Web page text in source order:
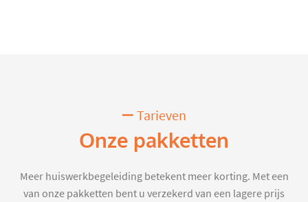
Tarieven
Onze pakketten
Meer huiswerkbegeleiding betekent meer korting. Met een
van onze pakketten bent u verzekerd van een lagere prijs